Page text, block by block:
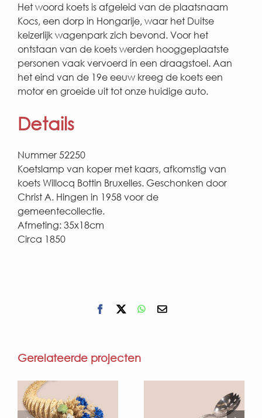
Het woord koets is afgeleid van de plaatsnaam
Kocs, een dorp in Hongarije, waar het Duitse
keizerlijk wagenpark zich bevond. Voor het
ontstaan van de koets werden hooggeplaatste
personen vaak vervoerd in een draagstoel. Aan
het eind van de 19e eeuw kreeg de koets een
motor en groeide uit tot onze huidige auto.
Details
Nummer 52250
Koetslamp van koper met kaars, afkomstig van
koets Willocq Bottin Bruxelles. Geschonken door
Christ A. Hingen in 1958 voor de
gemeentecollectie.
Afmeting: 35x18cm
Circa 1850
Facebook WhatsApp
E-
Gerelateerde projecten